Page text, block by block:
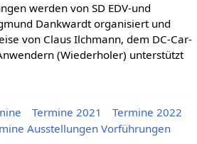
werden von SD EDV-und
Dankwardt organisiert und
von Claus Ilchmann, dem DC-Car-
(Wiederholer) unterstützt
Termine 2021
Termine 2022
Ausstellungen Vorführungen